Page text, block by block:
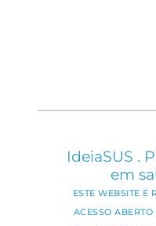
IdeiaSUS .
em
ESTE WEBSITE É
ACESSO